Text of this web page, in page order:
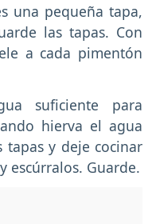
una pequeña tapa,
las tapas. Con
a cada pimentón
suficiente para
hierva el agua
tapas y deje cocinar
escúrralos. Guarde.